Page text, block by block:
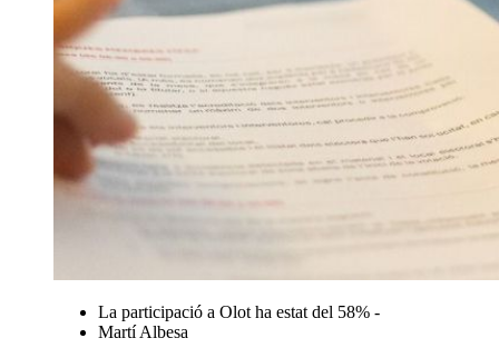
La participació a Olot ha estat del 58% -
Martí Albesa